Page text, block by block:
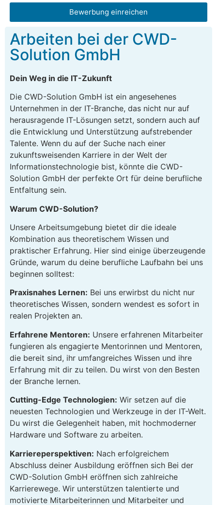
Bewerbung einreichen
Arbeiten bei der CWD-
Solution GmbH
Dein Weg in die IT-Zukunft
Die CWD-Solution GmbH ist ein angesehenes
Unternehmen in der IT-Branche, das nicht nur auf
herausragende IT-Lösungen setzt, sondern auch auf
die Entwicklung und Unterstützung aufstrebender
Talente. Wenn du auf der Suche nach einer
zukunftsweisenden Karriere in der Welt der
Informationstechnologie bist, könnte die CWD-
Solution GmbH der perfekte Ort für deine berufliche
Entfaltung sein.
Warum CWD-Solution?
Unsere Arbeitsumgebung bietet dir die ideale
Kombination aus theoretischem Wissen und
praktischer Erfahrung. Hier sind einige überzeugende
Gründe, warum du deine berufliche Laufbahn bei uns
beginnen solltest:
Praxisnahes Lernen: Bei uns erwirbst du nicht nur
theoretisches Wissen, sondern wendest es sofort in
realen Projekten an.
Erfahrene Mentoren: Unsere erfahrenen Mitarbeiter
fungieren als engagierte Mentorinnen und Mentoren,
die bereit sind, ihr umfangreiches Wissen und ihre
Erfahrung mit dir zu teilen. Du wirst von den Besten
der Branche lernen.
Cutting-Edge Technologien: Wir setzen auf die
neuesten Technologien und Werkzeuge in der IT-Welt.
Du wirst die Gelegenheit haben, mit hochmoderner
Hardware und Software zu arbeiten.
Karriereperspektiven: Nach erfolgreichem
Abschluss deiner Ausbildung eröffnen sich Bei der
CWD-Solution GmbH eröffnen sich zahlreiche
Karrierewege. Wir unterstützen talentierte und
motivierte Mitarbeiterinnen und Mitarbeiter und